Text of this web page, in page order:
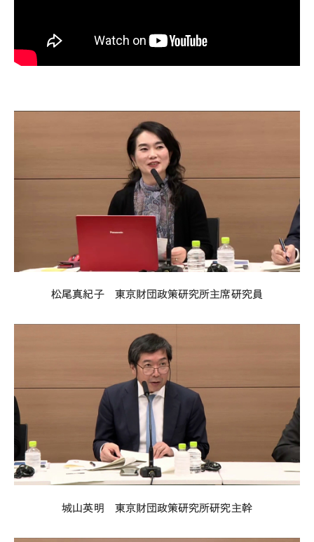
松尾真紀子 東京財団政策研究所主席研究員
城山英明 東京財団政策研究所研究主幹